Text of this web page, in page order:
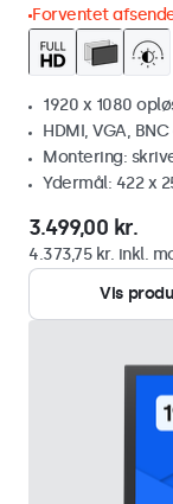
Forventet
1920 x 1080
HDMI, VGA,
Montering:
Ydermål: 422 x
3.499,00 kr.
4.373,75 kr. inkl.
Vis